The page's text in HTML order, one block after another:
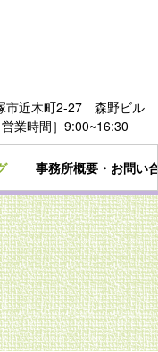
市近木町2-27 森野ビル
営業時間］9:00~16:30
事務所概要・お問い